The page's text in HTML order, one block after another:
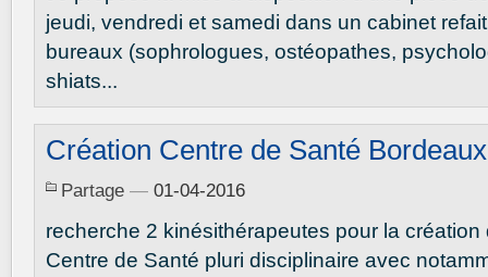
jeudi, vendredi et samedi dans un cabinet
bureaux (sophrologues, ostéopathes,
shiats...
Création Centre de Santé Bordeaux
Partage — 01-04-2016
recherche 2 kinésithérapeutes pour la création
Centre de Santé pluri disciplinaire avec